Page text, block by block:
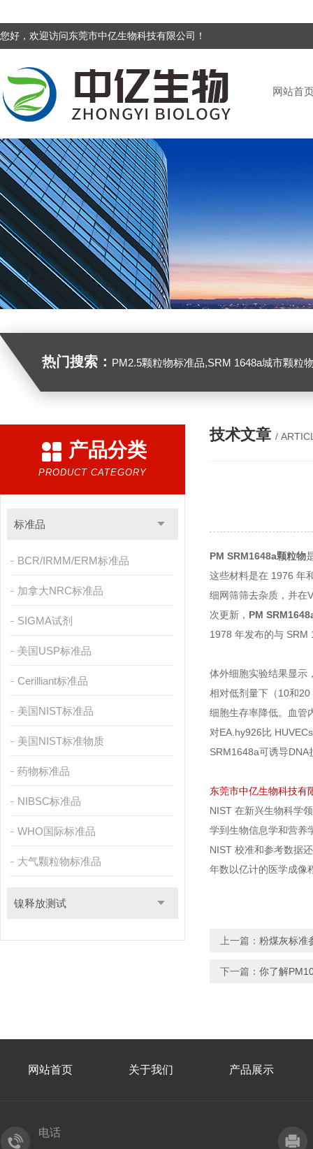
您好，欢迎访问东莞市中亿生物科技有限公司！
网站首
热门搜索： PM2.5颗粒物标准品,SRM 1648a城市颗粒物,SRM 1649B
产品分类
PRODUCT CATEGORY
标准品
BCR/IRMM/ERM标准品
加拿大NRC标准品
SIGMA试剂
美国USP标准品
Cerilliant标准品
美国NIST标准品
美国NIST标准物质
药物标准品
NIBSC标准品
WHO国际标准品
大气颗粒物标准品
镍释放测试
技术文章 /
PM SRM1648a颗粒物
这些材料是在 1976 年
细网筛筛去杂质，并在
次更新， PM
1978 年发布的与 SRM
体外细胞实验结果显示
相对低剂量下（10和
细胞生存率降低。血管
对EA.hy926比
SRM1648a可诱导
东莞市中亿生物科技有
NIST 在新兴生物科学
学到生物信息学和营
NIST 校准和参考数据
年数以亿计的医学成像
上一篇： 粉煤灰标准
下一篇： 你了解
网站首页 关于我们 产品展示
电话